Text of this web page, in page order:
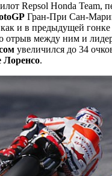
Repsol Honda Team,
Гран-При Сан-
и в предыдущей гонке
отрыв между ним и
увеличился до 34
Лоренсо.